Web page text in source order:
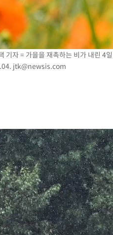
기자 = 가을을 재촉하는 비가 내린 4
jtk@newsis.com